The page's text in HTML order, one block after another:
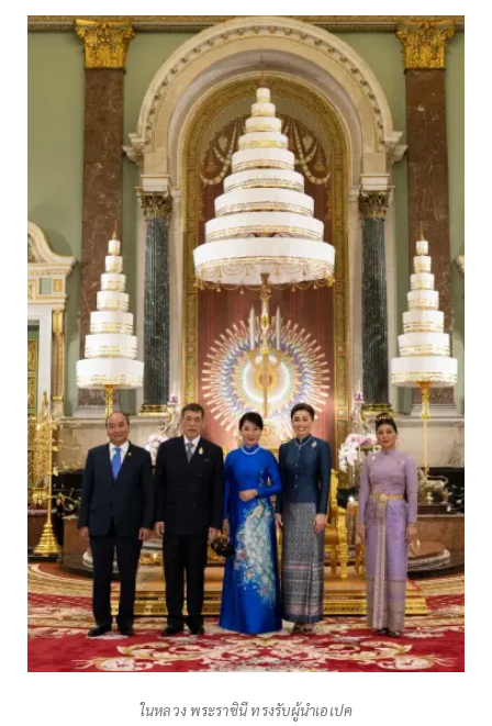
ในหลวง พระราชินี ทรงรับผู้นำเอเปค